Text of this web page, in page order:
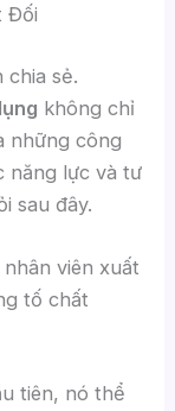
Đối
chia sẻ.
không chỉ
những công
năng lực và tư
sau đây.
viên xuất
tố chất
tiên, nó thể